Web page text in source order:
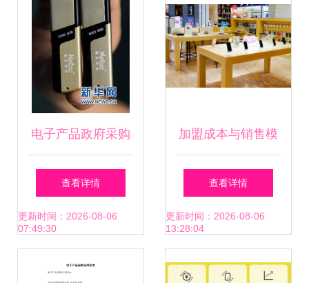
潮流
电子产品政府采购
中的“猫腻”与专项
调查 以仪器仪表销
查看详情
更新时间：2026-08-06
07:49:30
加盟成本与销售模
式 苹果手机专卖店
与仪器仪表行业的
查看详情
更新时间：2026-08-06
13:28:04